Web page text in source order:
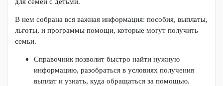
Министерство социальной защиты Хабаровского края
разработало справочник мер государственной поддержки
для семей с детьми.
В нем собрана вся важная информация: пособия, выплаты,
льготы, и программы помощи, которые могут получить